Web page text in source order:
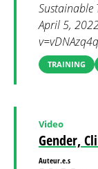
April 5,
TRAINING
Gender,
Video
Auteur.e.s